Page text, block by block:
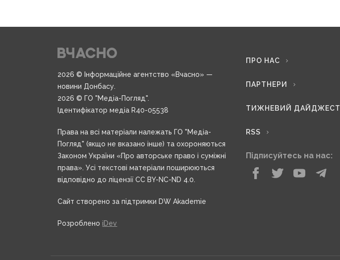
2026 © Інформаційне агентство «Вчасно» —
новини Донбасу.
2026 © ГО "Медіа-Погляд".
Ідентифікатор медіа R40-05538
Права на всі матеріали належать ГО "Медіа-
Погляд" (якщо не вказано інше) та охороняються
Законом України «Про авторське право і суміжні
права». Усі текстові матеріали поширюються
відповідно до ліцензії CC BY-NC-ND 4.0.
Сайт створено за підтримки DW Akademie
Розроблено iDev
ПРО НАС
ПАРТНЕРИ
ТИЖНЕВИЙ ДАЙДЖЕСТ
RSS
Підписуйтесь на нас: